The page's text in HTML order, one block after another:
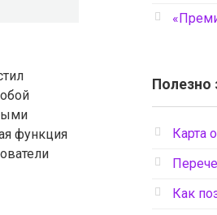
функция
Полезно
Карта
Как